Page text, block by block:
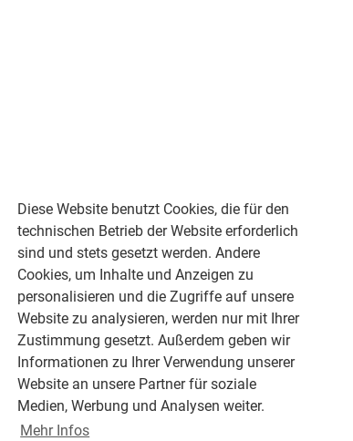
Diese Website benutzt Cookies, die für den
technischen Betrieb der Website erforderlich
sind und stets gesetzt werden. Andere
Cookies, um Inhalte und Anzeigen zu
personalisieren und die Zugriffe auf unsere
Website zu analysieren, werden nur mit Ihrer
Zustimmung gesetzt. Außerdem geben wir
Informationen zu Ihrer Verwendung unserer
Website an unsere Partner für soziale
Medien, Werbung und Analysen weiter.
Mehr Infos